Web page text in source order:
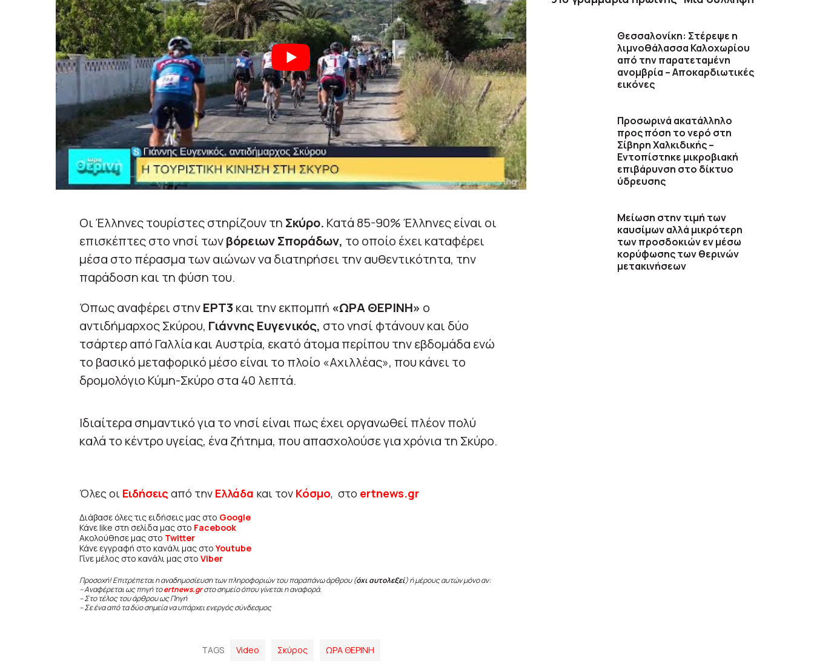
Οι Έλληνες τουρίστες στηρίζουν τη Σκύρο. Κατά 85-90% Έλληνες είναι οι
επισκέπτες στο νησί τωνβόρειων Σποράδων, το οποίο έχει καταφέρει
μέσα στο πέρασμα των αιώνων να διατηρήσει την αυθεντικότητα, την
παράδοση και τη φύση του.
Όπως αναφέρει στηνΕΡΤ3 και την εκπομπή «ΩΡΑ ΘΕΡΙΝΗ» ο
αντιδήμαρχος Σκύρου, Γιάννης Ευγενικός, στο νησί φτάνουν και δύο
τσάρτερ από Γαλλία και Αυστρία, εκατό άτομα περίπου την εβδομάδα ενώ
το βασικό μεταφορικό μέσο είναι το πλοίο «Αχιλλέας», που κάνει το
δρομολόγιο Κύμη-Σκύρο στα 40 λεπτά.
Ιδιαίτερα σημαντικό για το νησί είναι πως έχει οργανωθεί πλέον πολύ
καλά το κέντρο υγείας, ένα ζήτημα, που απασχολούσε για χρόνια τη Σκύρο.
Όλες οι Ειδήσεις από την Ελλάδα και τον Κόσμο, στο ertnews.gr
Διάβασε όλες τις ειδήσεις μας στο Google
Κάνε like στη σελίδα μας στο Facebook
Ακολούθησε μας στο Twitter
Κάνε εγγραφή στο κανάλι μας στοYoutube
Γίνε μέλος στο κανάλι μας στο Viber
Προσοχή! Επιτρέπεται η αναδημοσίευση των πληροφοριών του παραπάνω άρθρου (όχι αυτολεξεί) ή μέρους αυτών μόνο αν:
– Αναφέρεται ως πηγή τοertnews.gr στο σημείο όπου γίνεται η αναφορά.
– Στο τέλος του άρθρου ως Πηγή
– Σε ένα από τα δύο σημεία να υπάρχει ενεργός σύνδεσμος
TAGS Video Σκύρος ΩΡΑ ΘΕΡΙΝΗ
Θεσσαλονίκη: Στέρεψε η
λιμνοθάλασσα Καλοχωρίου
από την παρατεταμένη
ανομβρία – Αποκαρδιωτικές
εικόνες
Προσωρινά ακατάλληλο
προς πόση το νερό στη
Σίβηρη Χαλκιδικής –
Εντοπίστηκε μικροβιακή
επιβάρυνση στο δίκτυο
ύδρευσης
Μείωση στην τιμή των
καυσίμων αλλά μικρότερη
των προσδοκιών εν μέσω
κορύφωσης των θερινών
μετακινήσεων